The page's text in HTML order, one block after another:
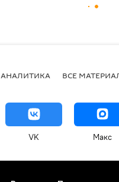
АНАЛИТИКА ВСЕ
VK Макс